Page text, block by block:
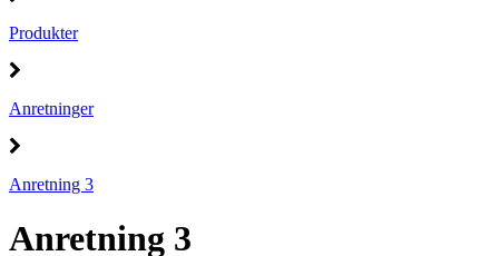
Produkter
Anretninger
Anretning 3
Anretning 3